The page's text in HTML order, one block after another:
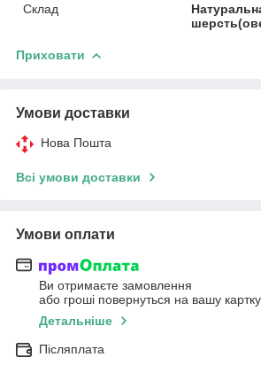
Склад
Приховати
Умови доставки
Нова Пошта
Всі умови доставки
Умови оплати
Ви отримаєте замовлення
або гроші повернуться на вашу картку
Детальніше
Післяплата